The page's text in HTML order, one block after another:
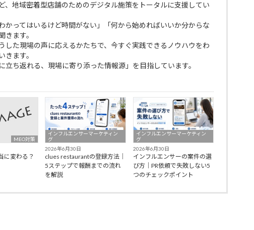
、地域密着型店舗のためのデジタル施策をトータルに支援してい
かってはいるけど時間がない」「何から始めればいいか分からな
きます。
した現場の声に応えるかたちで、今すぐ実践できるノウハウをわ
きます。
立ち返れる、現場に寄り添った情報源」を目指しています。
MEO対策
に変わる？
インフルエンサーマーケティン
グ
2026年6月30日
clues restaurantの登録方法｜
5ステップで報酬までの流れ
を解説
インフルエンサーマーケティン
グ
2026年6月30日
インフルエンサーの案件の選
び方｜PR依頼で失敗しない5
つのチェックポイント